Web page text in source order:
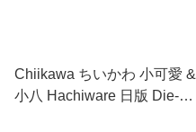
Chiikawa ちいかわ 小可愛 &
小八 Hachiware 日版 Die-